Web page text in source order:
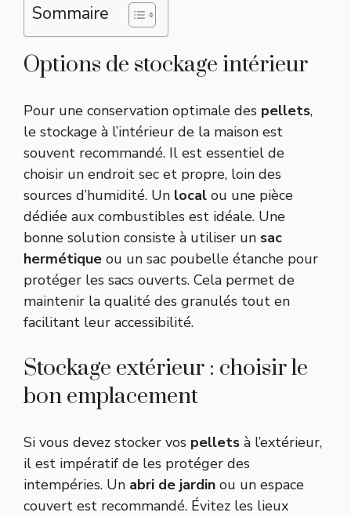
Sommaire
Options de stockage intérieur
Pour une conservation optimale des pellets,
le stockage à l’intérieur de la maison est
souvent recommandé. Il est essentiel de
choisir un endroit sec et propre, loin des
sources d’humidité. Un local ou une pièce
dédiée aux combustibles est idéale. Une
bonne solution consiste à utiliser un sac
hermétique ou un sac poubelle étanche pour
protéger les sacs ouverts. Cela permet de
maintenir la qualité des granulés tout en
facilitant leur accessibilité.
Stockage extérieur : choisir le
bon emplacement
Si vous devez stocker vos pellets à l’extérieur,
il est impératif de les protéger des
intempéries. Un abri de jardin ou un espace
couvert est recommandé. Évitez les lieux